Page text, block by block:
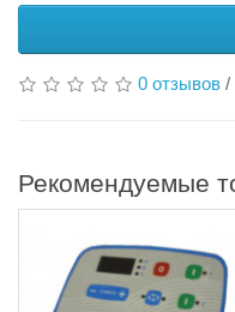
0 отзывов /
Рекомендуемые